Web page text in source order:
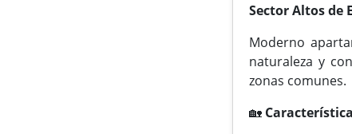
Sector Altos de
Moderno
naturaleza y
zonas comunes.
🏡